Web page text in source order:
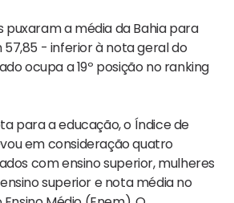
puxaram a média da Bahia para
57,85 - inferior à nota geral do
ocupa a 19º posição no ranking
para a educação, o Índice de
em consideração quatro
com ensino superior, mulheres
superior e nota média no